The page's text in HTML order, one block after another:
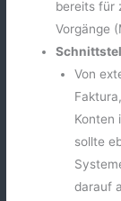
bereits für
Vorgänge
Von
Konten
sollte
darauf